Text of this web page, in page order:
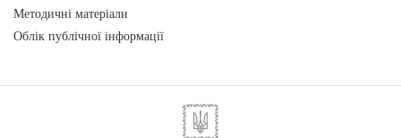
Методичні матеріали
Облік публічної інформації